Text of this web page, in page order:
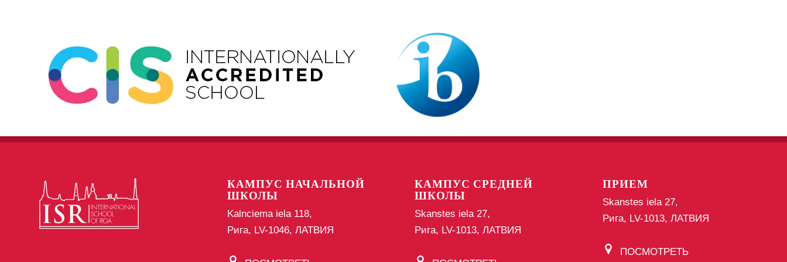
КАМПУС НАЧАЛЬНОЙ
ШКОЛЫ
Kalnciema iela 118,
Рига, LV-1046, ЛАТВИЯ
КАМПУС СРЕДНЕЙ
ШКОЛЫ
Skanstes iela 27,
Рига, LV-1013, ЛАТВИЯ
ПРИЕМ
Skanstes iela 27,
Рига, LV-1013, ЛАТВИЯ
ПОСМОТРЕТЬ